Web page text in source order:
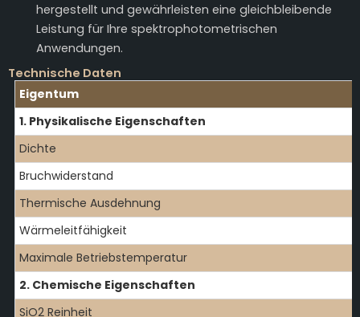
hergestellt und gewährleisten eine gleichbleibende
Leistung für Ihre spektrophotometrischen
Anwendungen.
Technische Daten
Eigentum
1. Physikalische Eigenschaften
Dichte
Bruchwiderstand
Thermische Ausdehnung
Wärmeleitfähigkeit
Maximale Betriebstemperatur
2. Chemische Eigenschaften
SiO2 Reinheit